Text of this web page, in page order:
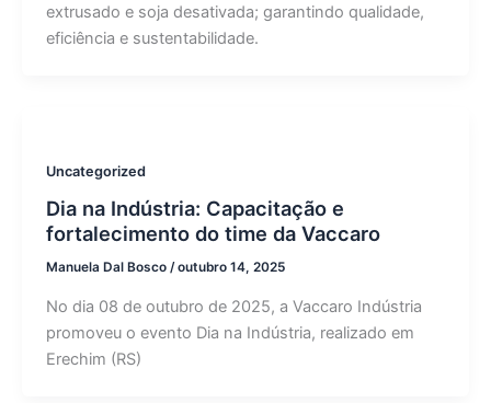
extrusado e soja desativada; garantindo qualidade,
eficiência e sustentabilidade.
Uncategorized
Dia na Indústria: Capacitação e
fortalecimento do time da Vaccaro
Manuela Dal Bosco /outubro 14, 2025
No dia 08 de outubro de 2025, a Vaccaro Indústria
promoveu o evento Dia na Indústria, realizado em
Erechim (RS)